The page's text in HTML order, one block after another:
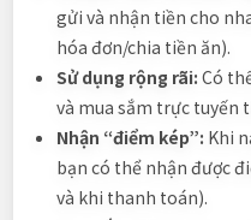
gửi và nhận tiền cho
hóa đơn/chia tiền ăn).
Sử dụng rộng rãi: Có
và mua sắm trực tuyến
Nhận “điểm kép”: Khi
bạn có thể nhận được
và khi thanh toán).